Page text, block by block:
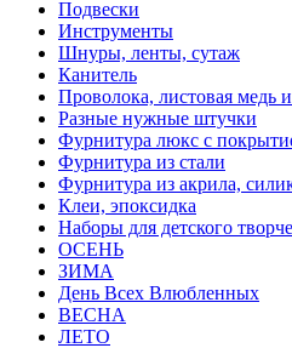
Подвески
Инструменты
Шнуры, ленты, сутаж
Канитель
Проволока, листовая медь
Разные нужные штучки
Фурнитура люкс с
Фурнитура из стали
Фурнитура из акрила,
Клеи, эпоксидка
Наборы для детского
ОСЕНЬ
ЗИМА
День Всех Влюбленных
ВЕСНА
ЛЕТО